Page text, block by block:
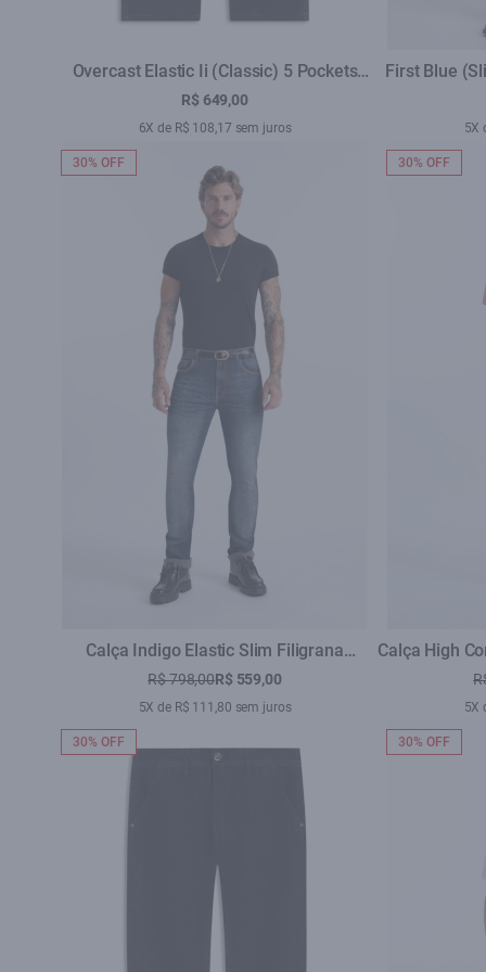
Overcast Elastic Ii (Classic) 5 Pockets
Lav.Escuro C/ Used
R$ 649,00
6X de R$ 108,17 sem juros
First Blue
5X
Calça Indigo Elastic Slim Filigrana
Lav.Escuro C/ Matiz+3d
R$ 798,00R$ 559,00
5X de R$ 111,80 sem juros
30% OFF
Calça High
5X
30% OFF
30% OFF 30% OFF